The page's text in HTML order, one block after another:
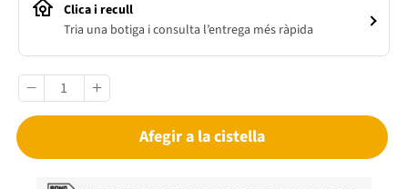
Clica i recull
Tria una botiga i consulta l’entrega més ràpida
Afegir a la cistella